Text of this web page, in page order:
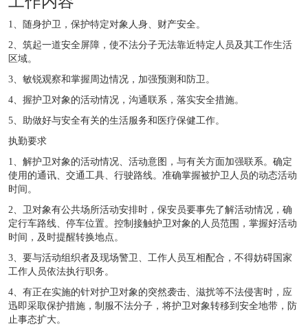
1、随身护卫，保护特定对象人身、财产安全。
2、筑起一道安全屏障，使不法分子无法靠近特定人员及其工作生活
区域。
3、敏锐观察和掌握周边情况，加强预测和防卫。
4、握护卫对象的活动情况，沟通联系，落实安全措施。
5、助做好与安全有关的生活服务和医疗保健工作。
执勤要求
1、解护卫对象的活动情况、活动意图，与有关方面加强联系。确定
使用的通讯、交通工具、行驶路线。准确掌握被护卫人员的动态活动
时间。
2、卫对象有公共场所活动安排时，保安员要事先了解活动情况，确
定行车路线、停车位置。控制接触护卫对象的人员范围，掌握好活动
时间，及时提醒转换地点。
3、要与活动组织者及现场警卫、工作人员互相配合，不得妨碍国家
工作人员依法执行职务。
4、有正在实施的针对护卫对象的突然袭击、滋扰等不法侵害时，应
迅即采取保护措施，制服不法分子，将护卫对象转移到安全地带，防
止事态扩大。